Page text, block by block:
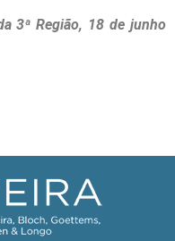
3ª Região, 18 de junho